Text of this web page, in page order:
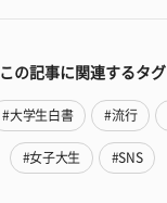
この記事に関連するタグ
#大学生白書 #流行
#女子大生 #SNS